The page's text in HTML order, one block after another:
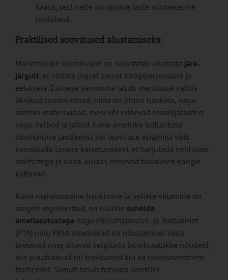
kaasa, sest neile on oluline laste mitmekesine
toidulaud.
Praktilised soovitused alustamiseks:
Mahetoidule üleminekut on soovitatav alustada järk-
järgult, et vältida liigset survet köögipersonalile ja
eelarvele. Esimese sammuna tasub menüüsse valida
üksikud tooterühmad, mida on lihtne hankida, nagu
näiteks mahemunad, mesi või erinevad teraviljatooted
nagu helbed ja jahud. Enne ametliku toitlustuse
ökomärgise taotlemist või teavituse esitamist võib
korraldada lastele katsetuspäevi, et harjutada neid uute
maitsetega ja näha, kuidas erinevad toorained köögis
käituvad.
Kuna mahetooraine hankimine ja sellele viitamine on
rangelt reguleeritud, on oluline suhelda
ametiasutustega nagu Põllumajandus- ja Toiduamet
(PTA) ning PRIA. Ametnikud on nõustamisel väga
toetavad ning aitavad selgitada bürokraatlikke nõudeid,
mis puudutavad nii teavitamist kui ka toetusmeetmete
taotlemist. Samuti tasub tutvuda ametlike